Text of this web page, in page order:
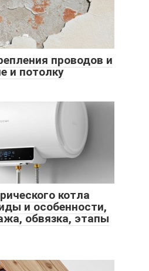
проводов и
и потолку
котла
и особенности,
обвязка, этапы